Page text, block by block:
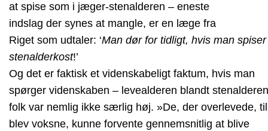
at spise som i jæger-stenalderen – eneste
indslag der synes at mangle, er en læge fra
Riget som udtaler: ‘Man dør for tidligt, hvis man spiser
stenalderkost!’
Og det er faktisk et videnskabeligt faktum, hvis man
spørger videnskaben – levealderen blandt
folk var nemlig ikke særlig høj. »De, der overlevede,
blev voksne, kunne forvente gennemsnitlig at blive